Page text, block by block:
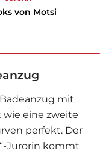
von Motsi
mit
eine zweite
perfekt. Der
Jurorin kommt